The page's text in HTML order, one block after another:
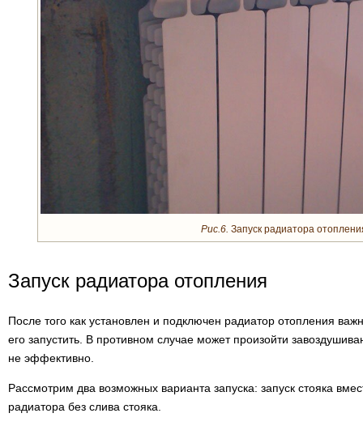
Рис.6. Запуск радиатора
Запуск радиатора отопления
После того как установлен и подключен радиатор отопления
его запустить. В противном случае может произойти
не эффективно.
Рассмотрим два возможных варианта запуска: запуск стояка
радиатора без слива стояка.